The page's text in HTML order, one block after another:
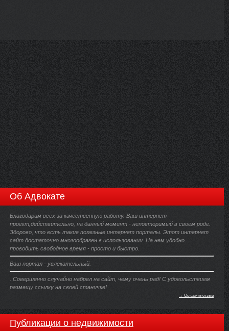
Об Адвокате
Благодарим всех за качественную работу. Ваш интернет
проект,действительно, на данный момент - неповторимый в своем роде.
Здорово, что есть такие полезные интернет порталы. Этот интернет
сайт достаточно многообразен в использовании. На нем удобно
проводить свободное время - просто и быстро.
Ваш портал - увлекательный.
. Совершенно случайно набрел на сайт, чему очень рад! С удовольствием
размещу ссылку на своей станичке!
→ Оставить отзыв
Публикации о недвижимости